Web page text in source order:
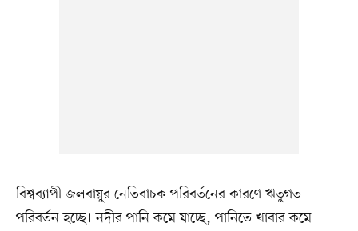
বিশ্বব্যাপী জলবায়ুর নেতিবাচক পরিবর্তনের কারণে ঋতুগত
পরিবর্তন হচ্ছে। নদীর পানি কমে যাচ্ছে, পানিতে খাবার কমে